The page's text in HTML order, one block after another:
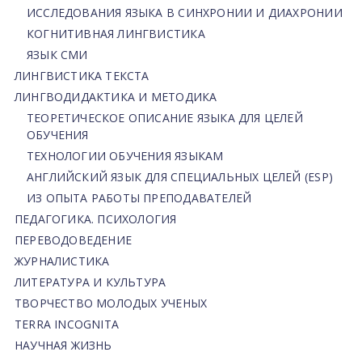
ИССЛЕДОВАНИЯ ЯЗЫКА В СИНХРОНИИ И ДИАХРОНИИ
КОГНИТИВНАЯ ЛИНГВИСТИКА
ЯЗЫК СМИ
ЛИНГВИСТИКА ТЕКСТА
ЛИНГВОДИДАКТИКА И МЕТОДИКА
ТЕОРЕТИЧЕСКОЕ ОПИСАНИЕ ЯЗЫКА ДЛЯ ЦЕЛЕЙ
ОБУЧЕНИЯ
ТЕХНОЛОГИИ ОБУЧЕНИЯ ЯЗЫКАМ
АНГЛИЙСКИЙ ЯЗЫК ДЛЯ СПЕЦИАЛЬНЫХ ЦЕЛЕЙ (ESP)
ИЗ ОПЫТА РАБОТЫ ПРЕПОДАВАТЕЛЕЙ
ПЕДАГОГИКА. ПСИХОЛОГИЯ
ПЕРЕВОДОВЕДЕНИЕ
ЖУРНАЛИСТИКА
ЛИТЕРАТУРА И КУЛЬТУРА
ТВОРЧЕСТВО МОЛОДЫХ УЧЕНЫХ
TERRA INCOGNITA
НАУЧНАЯ ЖИЗНЬ